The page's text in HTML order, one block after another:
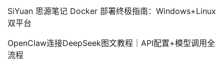
SiYuan 思源笔记 Docker 部署终极指南：Windows+Linux
双平台
OpenClaw连接DeepSeek图文教程｜API配置+模型调用全
流程